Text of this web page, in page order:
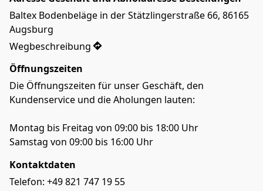
Baltex Bodenbeläge in der Stätzlingerstraße 66, 86165
Augsburg
Wegbeschreibung
Öffnungszeiten
Die Öffnungszeiten für unser Geschäft, den
Kundenservice und die Aholungen lauten:
Montag bis Freitag von 09:00 bis 18:00 Uhr
Samstag von 09:00 bis 16:00 Uhr
Kontaktdaten
Telefon: +49 821 747 19 55